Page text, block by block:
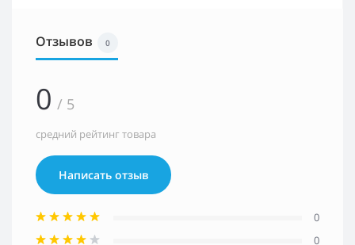
Отзывов 0
0 / 5
средний рейтинг товара
Написать отзыв
0
0